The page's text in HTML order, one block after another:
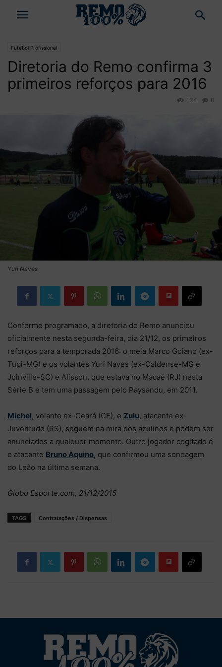
Futebol Profissional
Diretoria do Remo confirma 3
primeiros reforços para 2016
0
134
Yuri Naves
Conforme programado, a diretoria do Remo anunciou
oficialmente nesta segunda-feira, dia 21/12, os primeiros
reforços para a temporada 2016: o meia Marco Goiano (ex-
Tupi-MG) e os volantes Yuri Naves (ex-Caldense-MG e
Joinville-SC) e Alisson, que estava no Macaé (RJ) nesta
Série B e tem uma passagem pelo Paysandu, em 2011.
Michel, volante ex-Ceará (CE), e Zulu, atacante ex-
Juventude (RS), seguem na mira dos azulinos e podem ser
anunciados a qualquer momento. Outro jogador cogitado é
o atacante Bruno Aquino, que confirmou uma sondagem
do Leão na última semana.
Globo Esporte.com, 21/12/2015
TAGS Contratações / Dispensas